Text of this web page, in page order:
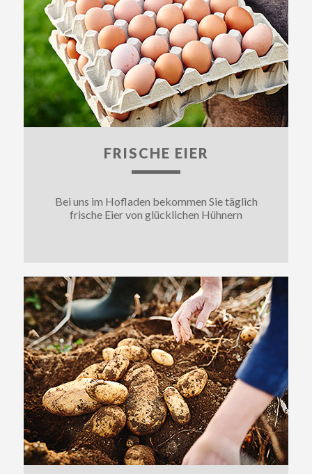
FRISCHE EIER
Bei uns im Hofladen bekommen Sie täglich
frische Eier von glücklichen Hühnern